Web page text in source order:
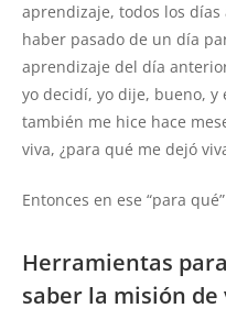
aprendizaje, todos los
haber pasado de un día
aprendizaje del día
yo decidí, yo dije, bueno,
también me hice hace
viva, ¿para qué me dejó
Entonces en ese “para
Herramientas
saber la misión de